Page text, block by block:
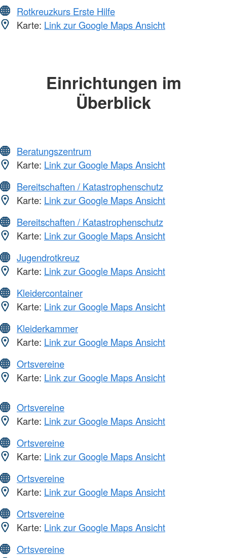
Rotkreuzkurs Erste Hilfe
Karte: Link zur Google Maps Ansicht
Einrichtungen im
Überblick
Beratungszentrum
Karte: Link zur Google Maps Ansicht
Bereitschaften / Katastrophenschutz
Karte: Link zur Google Maps Ansicht
Bereitschaften / Katastrophenschutz
Karte: Link zur Google Maps Ansicht
Jugendrotkreuz
Karte: Link zur Google Maps Ansicht
Kleidercontainer
Karte: Link zur Google Maps Ansicht
Kleiderkammer
Karte: Link zur Google Maps Ansicht
Ortsvereine
Karte: Link zur Google Maps Ansicht
Ortsvereine
Karte: Link zur Google Maps Ansicht
Ortsvereine
Karte: Link zur Google Maps Ansicht
Ortsvereine
Karte: Link zur Google Maps Ansicht
Ortsvereine
Karte: Link zur Google Maps Ansicht
Ortsvereine